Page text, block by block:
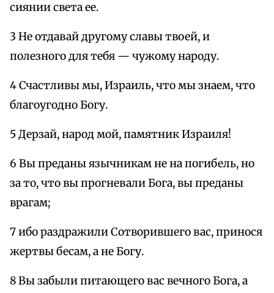
сиянии света ее.
3 Не отдавай другому славы твоей, и
полезного для тебя — чужому народу.
4 Счастливы мы, Израиль, что мы знаем, что
благоугодно Богу.
5 Дерзай, народ мой, памятник Израиля!
6 Вы преданы язычникам не на погибель, но
за то, что вы прогневали Бога, вы преданы
врагам;
7 ибо раздражили Сотворившего вас, принося
жертвы бесам, а не Богу.
8 Вы забыли питающего вас вечного Бога, а